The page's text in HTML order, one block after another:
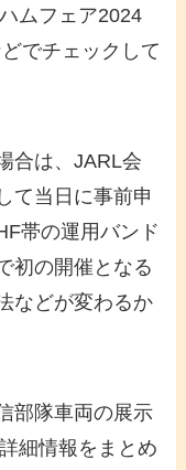
ムフェア2024
でチェックして
合は、JARL会
て当日に事前申
帯の運用バンド
初の開催となる
などが変わるか
部隊車両の展示
細情報をまとめ